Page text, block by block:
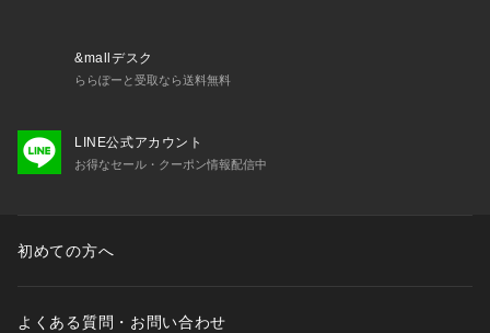
&mallデスク
ららぽーと受取なら送料無料
LINE公式アカウント
お得なセール・クーポン情報配信中
初めての方へ
よくある質問・お問い合わせ